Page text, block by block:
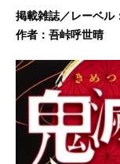
掲載雑誌／レーベル
作者：吾峠呼世晴